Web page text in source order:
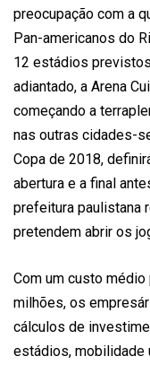
preocupação com a
Pan-americanos do
12 estádios
adiantado, a Arena
começando a
nas outras cidades-
Copa de 2018,
abertura e a final
prefeitura paulistana
pretendem abrir os
Com um custo
milhões, os
cálculos de
estádios, mobilidade